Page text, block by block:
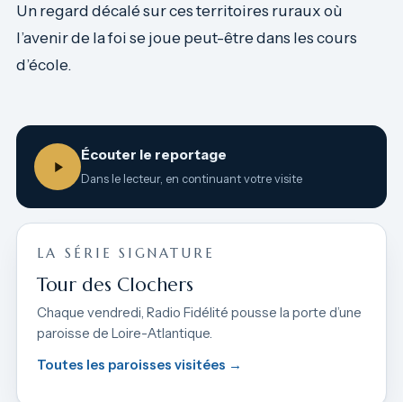
Un regard décalé sur ces territoires ruraux où
l’avenir de la foi se joue peut-être dans les cours
d’école.
Écouter le reportage
Dans le lecteur, en continuant votre visite
LA SÉRIE SIGNATURE
Tour des Clochers
Chaque vendredi, Radio Fidélité pousse la porte d’une
paroisse de Loire-Atlantique.
Toutes les paroisses visitées →